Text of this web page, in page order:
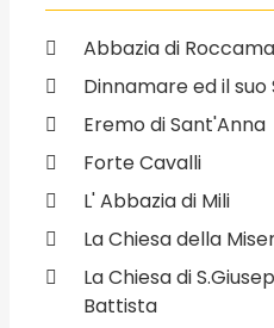
Abbazia di
Dinnamare ed il suo
Eremo di Sant'Anna
Forte Cavalli
L' Abbazia di Mili
La Chiesa della
La Chiesa di
Battista